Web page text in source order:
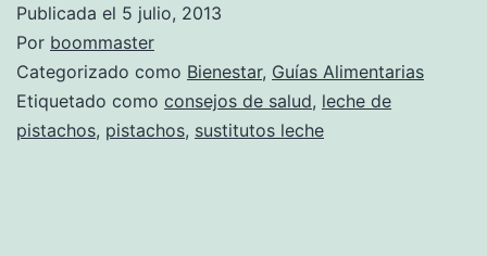
Publicada el 5 julio, 2013
Por boommaster
Categorizado como Bienestar, Guías Alimentarias
Etiquetado como consejos de salud, leche de
pistachos, pistachos, sustitutos leche